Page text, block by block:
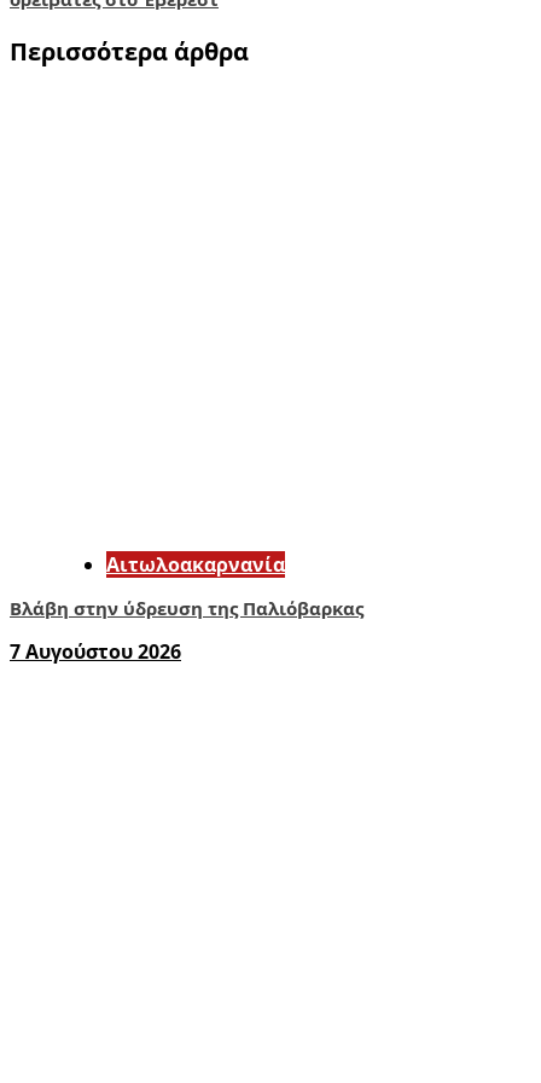
Περισσότερα άρθρα
Αιτωλοακαρνανία
Βλάβη στην ύδρευση της Παλιόβαρκας
7 Αυγούστου 2026